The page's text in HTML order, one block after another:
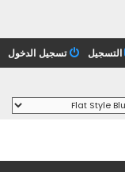
تسجيل الدخول التسجيل